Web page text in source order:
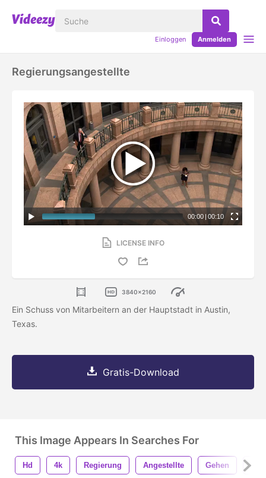
Einloggen Anmelden
Regierungsangestellte
00:00 | 00:10
LICENSE INFO
3840x2160
Ein Schuss von Mitarbeitern an der Hauptstadt in Austin,
Texas.
Gratis-Download
This Image Appears In Searches For
Hd 4k Regierung Angestellte Gehen